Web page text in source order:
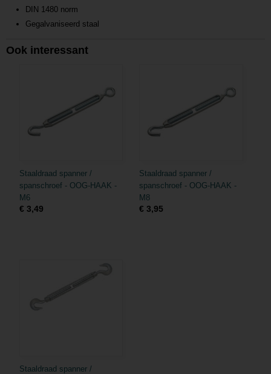
DIN 1480 norm
Gegalvaniseerd staal
Ook interessant
Staaldraad spanner /
spanschroef - OOG-HAAK -
M6
€ 3,49
Staaldraad spanner /
spanschroef - OOG-HAAK -
M8
€ 3,95
Staaldraad spanner /